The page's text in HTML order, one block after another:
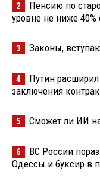
2
Пенсию по
уровне не ниже 40%
3 Законы,
4
Путин
заключения
5 Сможет ли ИИ
6
ВС России
Одессы и буксир в